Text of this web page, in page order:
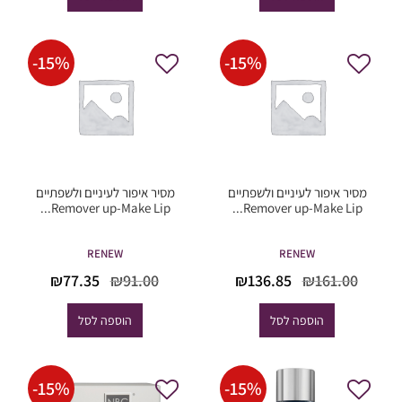
₪60.00.
₪112.00.
-15%
מסיר איפור לעיניים ולשפתיים
Remover up-Make Lip...
RENEW
₪161.00
המחיר
היה:
₪161.00.
₪136.85
הוספה לסל
-15%
מסיר איפור לעיניים ולשפתיים
Remover up-Make Lip...
RENEW
₪91.00
המחיר
היה:
₪91.00.
₪77.35
הוספה לסל
-15%
-15%